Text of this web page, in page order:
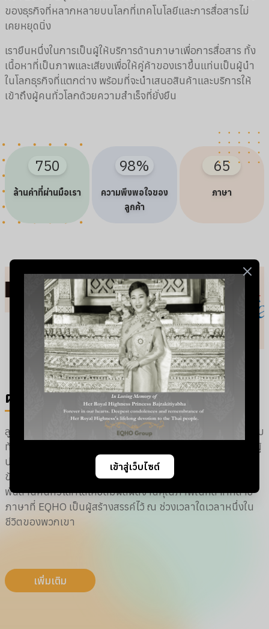
ของธุรกิจที่หลากหลายบนโลกที่เทคโนโลยีและการสื่อสารไม่
เคยหยุดนิ่ง
เรายืนหนึ่งในการเป็นผู้ให้บริการด้านภาษาเพื่อการสื่อสาร ทั้ง
เนื้อหาที่เป็นภาพและเสียงเพื่อให้คู่ค้าของเราขึ้นแท่นเป็นผู้นำ
ในโลกธุรกิจที่แตกต่าง พร้อมที่จะนำเสนอสินค้าและบริการให้
เข้าถึงผู้คนทั่วโลกด้วยความสำเร็จที่ยั่งยืน
750
ล้านคำที่ผ่านมือเรา
98%
ความพึงพอใจของ
ลูกค้า
65
ภาษา
ผลงานของเรา
ลูกค้าของเรามาจากหลากหลายสายอาชีพ ตั้งแต่นักธุรกิจระดับ
ท้องถิ่นไปจนถึงกลุ่มสตาร์ทอัพด้านเทคโนโลยี นักพัฒนาเกม ผู้
ประกอบการด้านอีคอมเมิร์ซรายใหญ่และนักลงทุนจากบริษัท
ข้ามชาติ เมื่อพิจารณาจากฐานลูกค้าที่มีอยู่เราเชื่อว่าผู้คนกว่า
พันล้านคนทั่วโลกได้เคยสัมผัสผลงานคุณภาพในหลากหลาย
ภาษาที่ EQHO เป็นผู้สร้างสรรค์ไว้ ณ ช่วงเวลาใดเวลาหนึ่งใน
ชีวิตของพวกเขา
เพิ่มเติม
เข้าสู่เว็บไซต์